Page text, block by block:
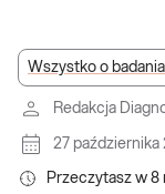
Wszystko o
Redakcja
27 października
Przeczytasz w 8